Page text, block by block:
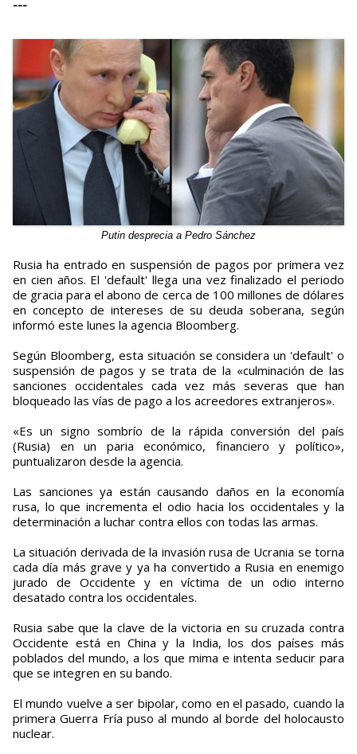
---
Putin desprecia a Pedro Sánchez
Rusia ha entrado en suspensión de pagos por primera vez
en cien años. El 'default' llega una vez finalizado el periodo
de gracia para el abono de cerca de 100 millones de dólares
en concepto de intereses de su deuda soberana, según
informó este lunes la agencia Bloomberg.
Según Bloomberg, esta situación se considera un 'default' o
suspensión de pagos y se trata de la «culminación de las
sanciones occidentales cada vez más severas que han
bloqueado las vías de pago a los acreedores extranjeros».
«Es un signo sombrío de la rápida conversión del país
(Rusia) en un paria económico, financiero y político»,
puntualizaron desde la agencia.
Las sanciones ya están causando daños en la economía
rusa, lo que incrementa el odio hacia los occidentales y la
determinación a luchar contra ellos con todas las armas.
La situación derivada de la invasión rusa de Ucrania se torna
cada día más grave y ya ha convertido a Rusia en enemigo
jurado de Occidente y en víctima de un odio interno
desatado contra los occidentales.
Rusia sabe que la clave de la victoria en su cruzada contra
Occidente está en China y la India, los dos países más
poblados del mundo, a los que mima e intenta seducir para
que se integren en su bando.
El mundo vuelve a ser bipolar, como en el pasado, cuando la
primera Guerra Fría puso al mundo al borde del holocausto
nuclear.